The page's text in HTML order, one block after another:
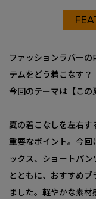
ファッションラバー
テムをどう着こなす？
今回のテーマは【この
夏の着こなしを左右
重要なポイント。今回
ックス、ショートパ
とともに、おすすめ
ました。軽やかな素